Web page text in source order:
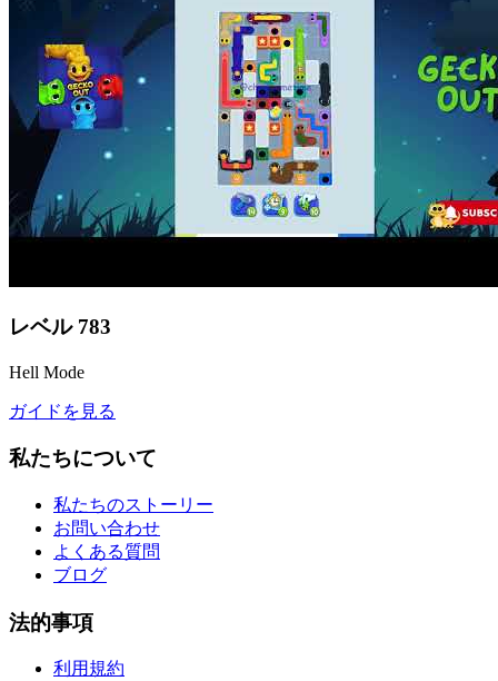
レベル 783
Hell Mode
ガイドを見る
私たちについて
私たちのストーリー
お問い合わせ
よくある質問
ブログ
法的事項
利用規約